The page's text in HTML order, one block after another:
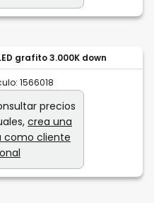
grafito 3.000K down
1566018
precios
crea una
como cliente